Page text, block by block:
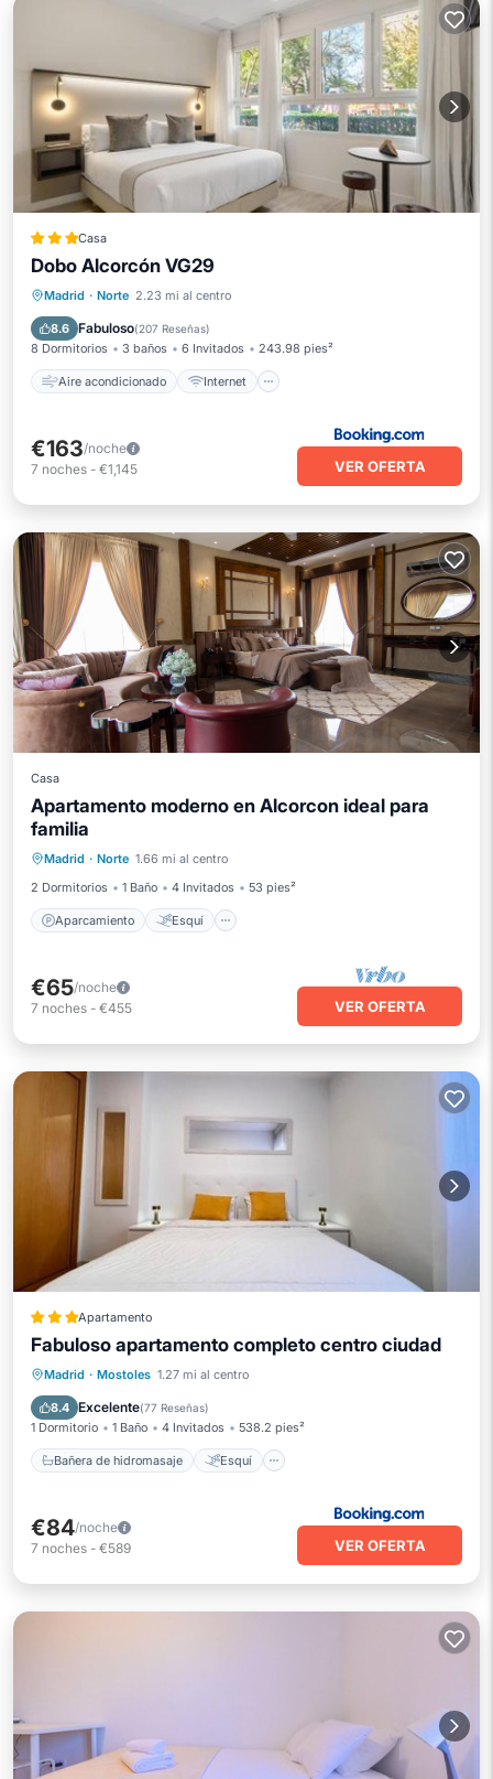
Casa
Dobo Alcorcón VG29
Madrid · Norte 2.23 mi al centro
8.6 Fabuloso(207 Reseñas)
8 Dormitorios 3 baños 6 Invitados 243.98 pies²
Aire acondicionado Internet
Aire acondicionado
Apto para niños
€163/noche
7 noches - €1,145 VER OFERTA
Casa
Apartamento moderno en Alcorcon ideal para
familia
Madrid · Norte 1.66 mi al centro
2 Dormitorios
1 Baño 4 Invitados 53 pies²
Aparcamiento Esquí
Aire acondicionado
€65/noche
7 noches - €455 VER OFERTA
Apartamento
Fabuloso apartamento completo centro ciudad
Madrid · Mostoles 1.27 mi al centro
8.4 Excelente(77 Reseñas)
1 Dormitorio 1 Baño 4 Invitados 538.2 pies²
Bañera de hidromasaje Esquí
Bañera de hidromasaje
Balcón/Terraza
€84/noche
7 noches - €589 VER OFERTA